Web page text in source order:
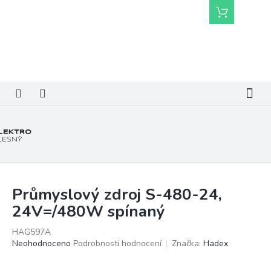
Nákupní
košík
Průmyslový zdroj S-480-24,
24V=/480W spínaný
HAG597A
Průměrné
Neohodnoceno Podrobnosti hodnocení Značka: Hadex